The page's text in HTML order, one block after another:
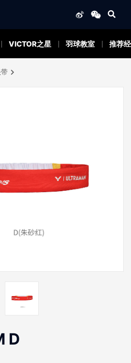
VICTOR之星 羽球教室 推荐
D